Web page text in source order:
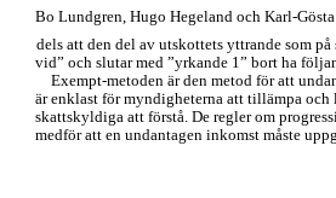
Bo Lundgren, Hugo Hegeland och Karl-
dels att den del av utskottets yttrande som
vid” och slutar med ”yrkande 1” bort ha
Exempt-metoden är den metod för att
är enklast för myndigheterna att tillämpa och
skattskyldiga att förstå. De regler om
medför att en undantagen inkomst måste